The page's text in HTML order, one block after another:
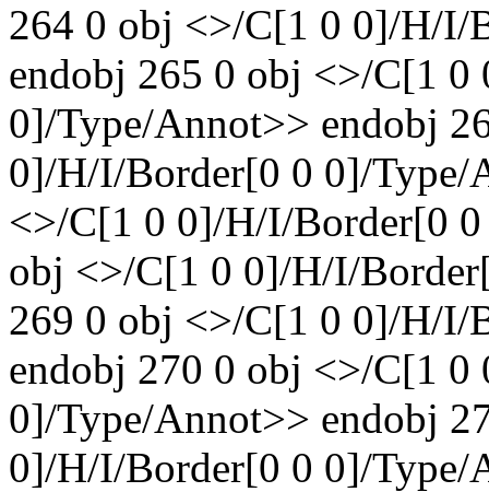
264 0 obj <>/C[1 0 0]/H/I/
endobj 265 0 obj <>/C[1
0]/Type/Annot>> endobj
0]/H/I/Border[0 0 0]/Type/
<>/C[1 0 0]/H/I/Border[0
obj <>/C[1 0 0]/H/I/
269 0 obj <>/C[1 0 0]/H/I/
endobj 270 0 obj <>/C[1
0]/Type/Annot>> endobj
0]/H/I/Border[0 0 0]/Type/